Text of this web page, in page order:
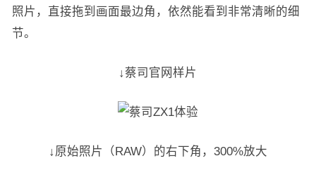
照片，直接拖到画面最边角，依然能看到非常清晰的细
节。
↓蔡司官网样片
↓原始照片（RAW）的右下角，300%放大